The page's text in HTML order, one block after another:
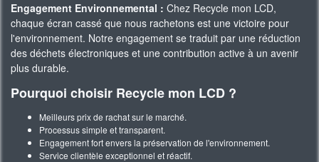
Engagement Environnemental : Chez Recycle mon LCD,
chaque écran cassé que nous rachetons est une victoire pour
l'environnement. Notre engagement se traduit par une réduction
des déchets électroniques et une contribution active à un avenir
plus durable.
Pourquoi choisir Recycle mon LCD ?
Meilleurs prix de rachat sur le marché.
Processus simple et transparent.
Engagement fort envers la préservation de l'environnement.
Service clientèle exceptionnel et réactif.